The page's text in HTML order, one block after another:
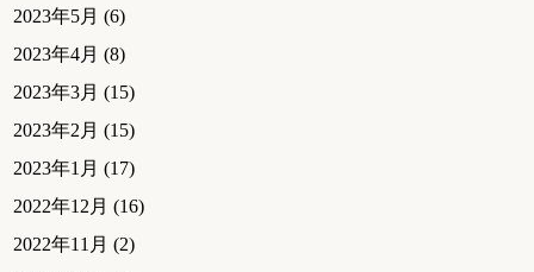
2023年5月 (6)
2023年4月 (8)
2023年3月 (15)
2023年2月 (15)
2023年1月 (17)
2022年12月 (16)
2022年11月 (2)